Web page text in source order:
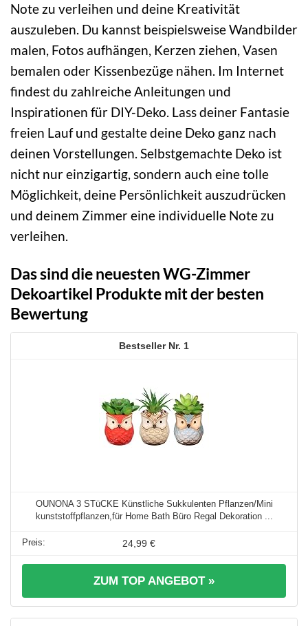
Note zu verleihen und deine Kreativität
auszuleben. Du kannst beispielsweise Wandbilder
malen, Fotos aufhängen, Kerzen ziehen, Vasen
bemalen oder Kissenbezüge nähen. Im Internet
findest du zahlreiche Anleitungen und
Inspirationen für DIY-Deko. Lass deiner Fantasie
freien Lauf und gestalte deine Deko ganz nach
deinen Vorstellungen. Selbstgemachte Deko ist
nicht nur einzigartig, sondern auch eine tolle
Möglichkeit, deine Persönlichkeit auszudrücken
und deinem Zimmer eine individuelle Note zu
verleihen.
Das sind die neuesten WG-Zimmer
Dekoartikel Produkte mit der besten
Bewertung
1
OUNONA 3 STüCKE Künstliche Sukkulenten Pflanzen/Mini
kunststoffpflanzen,für Home Bath Büro Regal Dekoration ...
24,99 €
ZUM TOP ANGEBOT »